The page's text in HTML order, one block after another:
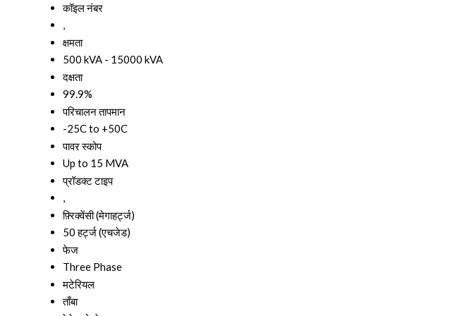
कॉइल नंबर
,
क्षमता
500 kVA - 15000 kVA
दक्षता
99.9%
परिचालन तापमान
-25C to +50C
पावर स्कोप
Up to 15 MVA
प्रॉडक्ट टाइप
,
फ़्रिक्वेंसी (मेगाहर्ट्ज)
50 हर्ट्ज (एचजेड)
फेज
Three Phase
मटेरियल
ताँबा